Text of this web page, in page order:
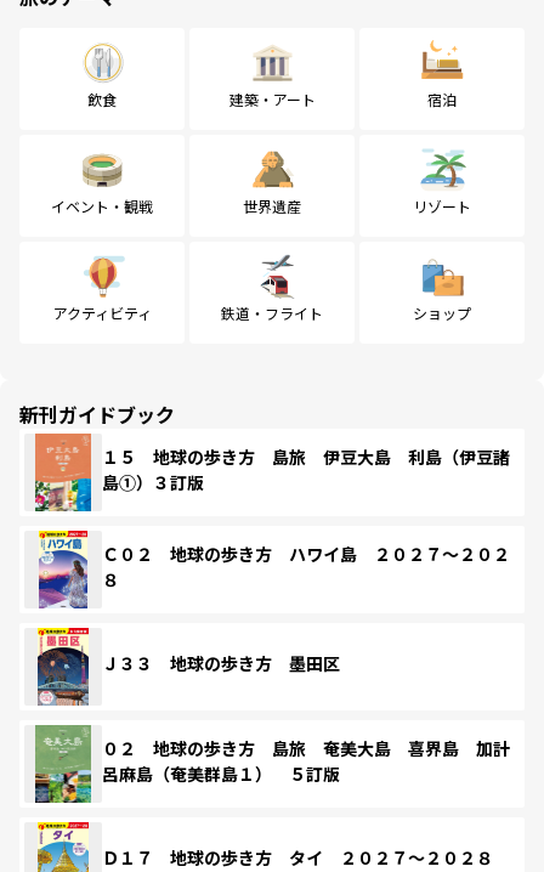
飲食 建築・アート 宿泊
イベント・観戦 世界遺産 リゾート
アクティビティ 鉄道・フライト ショップ
新刊ガイドブック
１５ 地球の歩き方 島旅 伊豆大島 利島（伊豆諸
島①）３訂版
Ｃ０２ 地球の歩き方 ハワイ島 ２０２７～２０２
８
Ｊ３３ 地球の歩き方 墨田区
０２ 地球の歩き方 島旅 奄美大島 喜界島 加計
呂麻島（奄美群島１） ５訂版
Ｄ１７ 地球の歩き方 タイ ２０２７～２０２８